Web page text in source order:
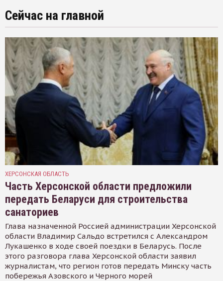
Сейчас на главной
ХЕРСОНСКАЯ ОБЛАСТЬ
Часть Херсонской области предложили
передать Беларуси для строительства
санаториев
Глава назначенной Россией администрации Херсонской
области Владимир Сальдо встретился с Александром
Лукашенко в ходе своей поездки в Беларусь. После
этого разговора глава Херсонской области заявил
журналистам, что регион готов передать Минску часть
побережья Азовского и Черного морей